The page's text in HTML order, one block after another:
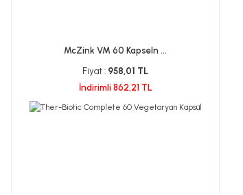
McZink VM 60 Kapseln ...
Fiyat : 958,01 TL
İndirimli 862,21 TL